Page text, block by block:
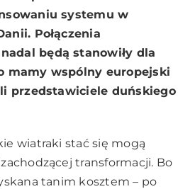
systemu w
Połączenia
będą stanowiły dla
mamy wspólny europejski
przedstawiciele duńskiego
wiatraki stać się mogą
transformacji. Bo
tanim kosztem – po